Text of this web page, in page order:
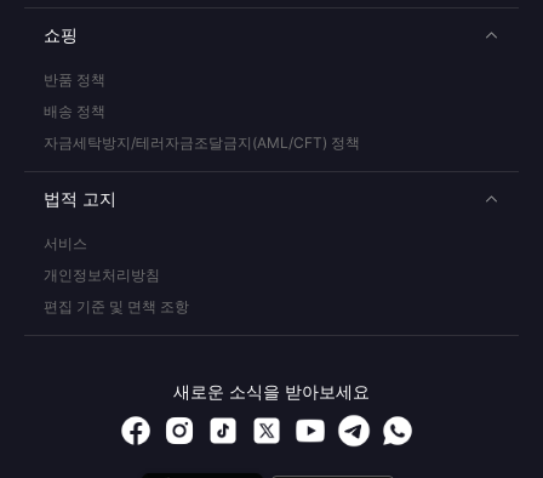
쇼핑
반품 정책
배송 정책
자금세탁방지/테러자금조달금지(AML/CFT) 정책
법적 고지
서비스
개인정보처리방침
편집 기준 및 면책 조항
새로운 소식을 받아보세요